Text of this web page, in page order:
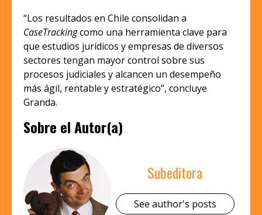
“Los resultados en Chile consolidan a
CaseTrackingcomo una herramienta clave para
que estudios jurídicos y empresas de diversos
sectores tengan mayor control sobre sus
procesos judiciales y alcancen un desempeño
más ágil, rentable y estratégico”, concluye
Granda.
Sobre el Autor(a)
Subeditora
See author's posts